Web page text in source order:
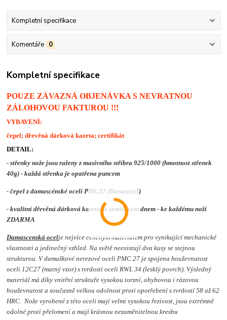
Kompletní specifikace
Komentáře 0
Kompletní specifikace
POUZE ZÁVAZNÁ OBJENÁVKA S NEVRATNOU
ZÁLOHOVOU FAKTUROU !!!
VYBAVENÍ:
čepel; dřevěná dárková kazeta; certifikát
DETAIL:
- střenky nože jsou raženy z masivního stříbra 925/1000 (hmotnost střenek
40g) - každá střenka je opatřena puncem
- čepel z damascénské oceli PMC27 (Damasteel)
- kvalitní dřevěná dárková kazeta se semišovým dnem - ke každému noži
ZDARMA
Damascenská ocelje nejvíce ceněným materiálem pro vynikající mechanické
vlastnosti a jedinečný vzhled. Na světě neexistují dva kusy se stejnou
strukturou. V damaškové nerezové oceli PMC 27 je spojena houževnatost
oceli 12C27 (matný vzor) s tvrdostí oceli RWL 34 (lesklý povrch). Výsledný
materiál má díky vnitřní struktuře vysokou torzní, ohybovou i rázovou
houževnatost a současně velkou odolnost proti opotřebení s tvrdostí 58 až 62
HRC. Nože vyrobené z této oceli mají velmi vysokou řezivost, jsou extrémně
odolné proti přelomení a mají krásnou nezaměnitelnou kresbu